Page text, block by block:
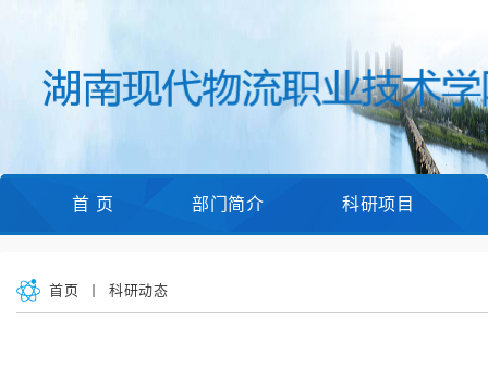
首 页 部门简介 科研项目
首页 科研动态